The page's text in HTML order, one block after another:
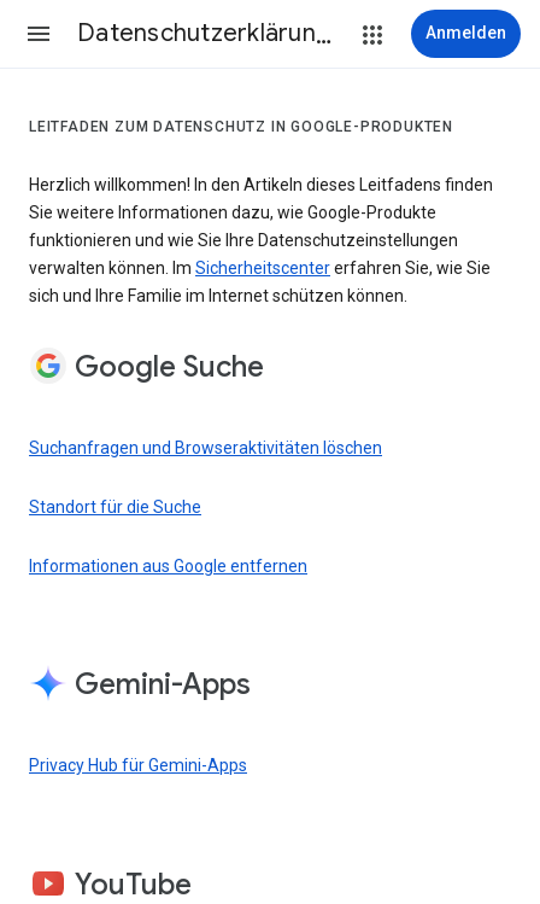
Datenschutzerklärung & Nutzungsbedingungen Anmelden
LEITFADEN ZUM DATENSCHUTZ IN GOOGLE-PRODUKTEN
Herzlich willkommen! In den Artikeln dieses Leitfadens finden
Sie weitere Informationen dazu, wie Google-Produkte
funktionieren und wie Sie Ihre Datenschutzeinstellungen
verwalten können. Im Sicherheitscentererfahren Sie, wie Sie
sich und Ihre Familie im Internet schützen können.
Google Suche
Suchanfragen und Browseraktivitäten löschen
Standort für die Suche
Informationen aus Google entfernen
Gemini-Apps
Privacy Hub für Gemini-Apps
YouTube